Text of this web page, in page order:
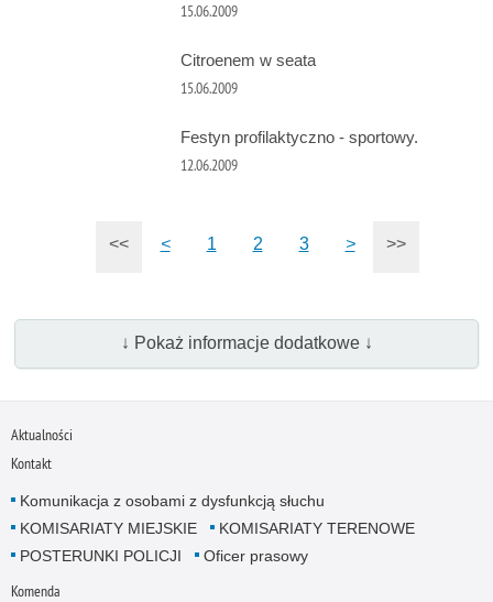
15.06.2009
Citroenem w seata
15.06.2009
Festyn profilaktyczno - sportowy.
12.06.2009
<< < 1 2 3 > >>
↓ Pokaż informacje dodatkowe ↓
Aktualności
Kontakt
Komunikacja z osobami z dysfunkcją słuchu
KOMISARIATY MIEJSKIE
KOMISARIATY TERENOWE
POSTERUNKI POLICJI
Oficer prasowy
Komenda